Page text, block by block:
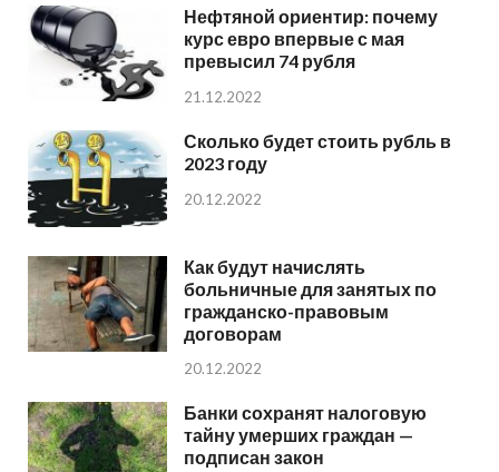
Нефтяной ориентир: почему
курс евро впервые с мая
превысил 74 рубля
21.12.2022
Сколько будет стоить рубль в
2023 году
20.12.2022
Как будут начислять
больничные для занятых по
гражданско-правовым
договорам
20.12.2022
Банки сохранят налоговую
тайну умерших граждан —
подписан закон